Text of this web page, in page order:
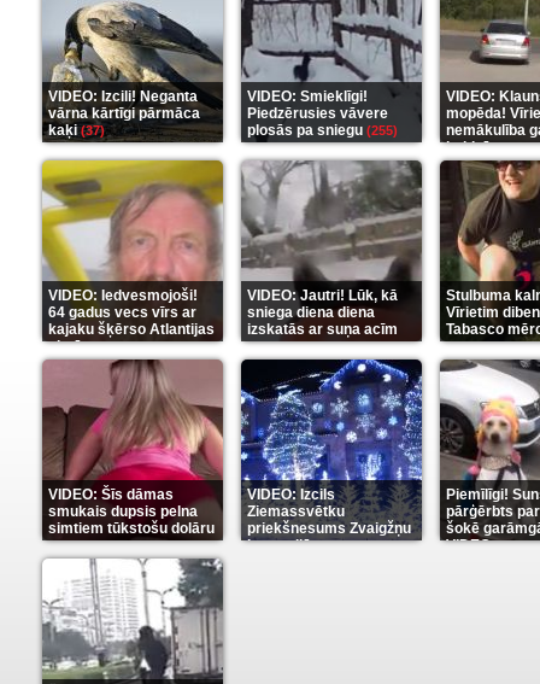
VIDEO: Izcili! Neganta
vārna kārtīgi pārmāca
kaķi(37)
VIDEO: Smieklīgi!
Piedzērusies vāvere
plosās pa sniegu (255)
VIDEO:
mopēda!
nemākulība
beidzās ar
(289)
VIDEO: Iedvesmojoši!
64 gadus vecs vīrs ar
kajaku šķērso Atlantijas
okeānu(5)
VIDEO: Jautri! Lūk, kā
sniega diena diena
izskatās ar suņa acīm
(6)
Stulbuma
Vīrietim
Tabasco
(7)
VIDEO: Šīs dāmas
smukais dupsis pelna
simtiem tūkstošu dolāru
(9)
VIDEO: Izcils
Ziemassvētku
priekšnesums Zvaigžņu
karu stilā(7)
Piemīlīgi!
pārģērbts
šokē
VIDEO(8)